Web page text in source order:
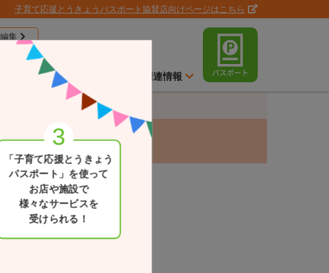
子育て応援とうきょうパスポート協賛店向けページはこちら
編集
うパスポート
関連情報
「子育て応援とうきょう
パスポート」を使って
お店や施設で
様々なサービスを
受けられる！